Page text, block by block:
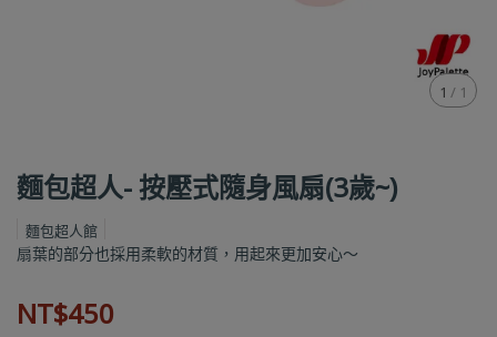
1 / 1
麵包超人- 按壓式隨身風扇(3歲~)
麵包超人館
扇葉的部分也採用柔軟的材質，用起來更加安心～
NT$450